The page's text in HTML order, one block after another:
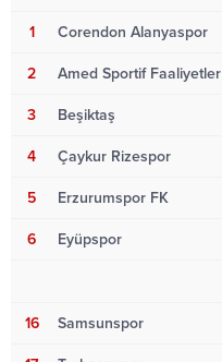
1 Corendon Alanyaspor
2 Amed Sportif Faaliyetler
3 Beşiktaş
4 Çaykur Rizespor
5 Erzurumspor FK
6 Eyüpspor
16 Samsunspor